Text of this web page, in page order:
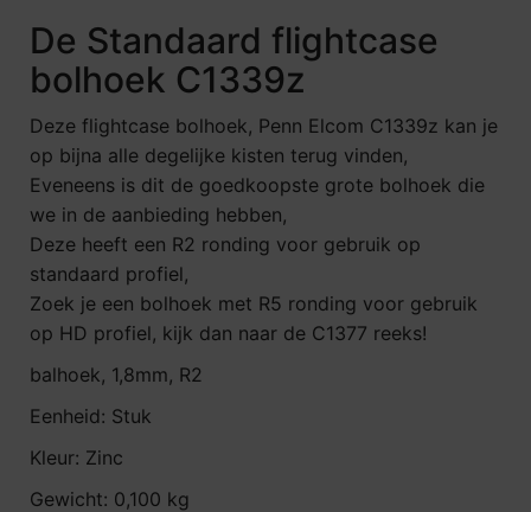
De Standaard flightcase
bolhoek C1339z
Deze flightcase bolhoek, Penn Elcom C1339z kan je
op bijna alle degelijke kisten terug vinden,
Eveneens is dit de goedkoopste grote bolhoek die
we in de aanbieding hebben,
Deze heeft een R2 ronding voor gebruik op
standaard profiel,
Zoek je een bolhoek met R5 ronding voor gebruik
op HD profiel, kijk dan naar de C1377 reeks!
balhoek, 1,8mm, R2
Eenheid: Stuk
Kleur: Zinc
Gewicht: 0,100 kg